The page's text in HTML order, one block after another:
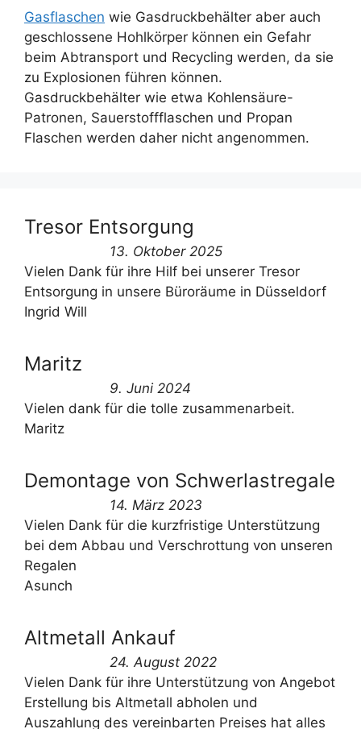
Gasflaschen wie Gasdruckbehälter aber auch
geschlossene Hohlkörper können ein Gefahr
beim Abtransport und Recycling werden, da sie
zu Explosionen führen können.
Gasdruckbehälter wie etwa Kohlensäure-
Patronen, Sauerstoffflaschen und Propan
Flaschen werden daher nicht angenommen.
Tresor Entsorgung
13. Oktober 2025
Vielen Dank für ihre Hilf bei unserer Tresor
Entsorgung in unsere Büroräume in Düsseldorf
Ingrid Will
Maritz
9. Juni 2024
Vielen dank für die tolle zusammenarbeit.
Maritz
Demontage von Schwerlastregale
14. März 2023
Vielen Dank für die kurzfristige Unterstützung
bei dem Abbau und Verschrottung von unseren
Regalen
Asunch
Altmetall Ankauf
24. August 2022
Vielen Dank für ihre Unterstützung von Angebot
Erstellung bis Altmetall abholen und
Auszahlung des vereinbarten Preises hat alles